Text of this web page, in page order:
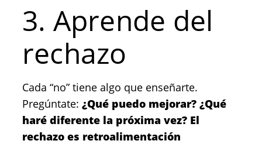
3. Aprende del
rechazo
Cada “no” tiene algo que enseñarte.
Pregúntate: ¿Qué puedo mejorar? ¿Qué
haré diferente la próxima vez? El
rechazo es retroalimentación